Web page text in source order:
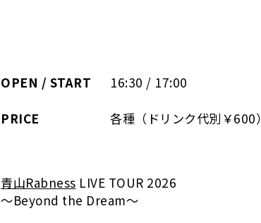
OPEN / START 16:30 / 17:00
PRICE 各種（ドリンク代別￥600）
青山Rabness LIVE TOUR 2026
〜Beyond the Dream〜